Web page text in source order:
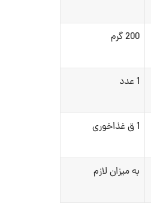
200 گرم
1 عدد
1 ق غذاخوری
به میزان لازم